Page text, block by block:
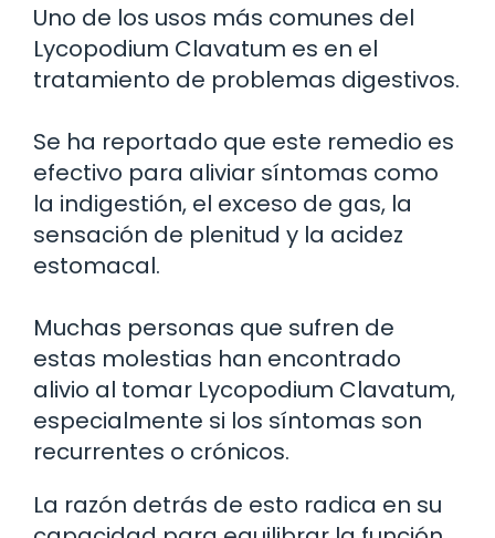
Uno de los usos más comunes del
Lycopodium Clavatum es en el
tratamiento de problemas digestivos.
Se ha reportado que este remedio es
efectivo para aliviar síntomas como
la indigestión, el exceso de gas, la
sensación de plenitud y la acidez
estomacal.
Muchas personas que sufren de
estas molestias han encontrado
alivio al tomar Lycopodium Clavatum,
especialmente si los síntomas son
recurrentes o crónicos.
La razón detrás de esto radica en su